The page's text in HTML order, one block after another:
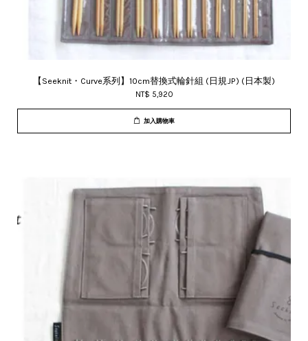
【Seeknit・Curve系列】10cm替換式輪針組 (日規JP) (日本製)
NT$ 5,920
加入購物車